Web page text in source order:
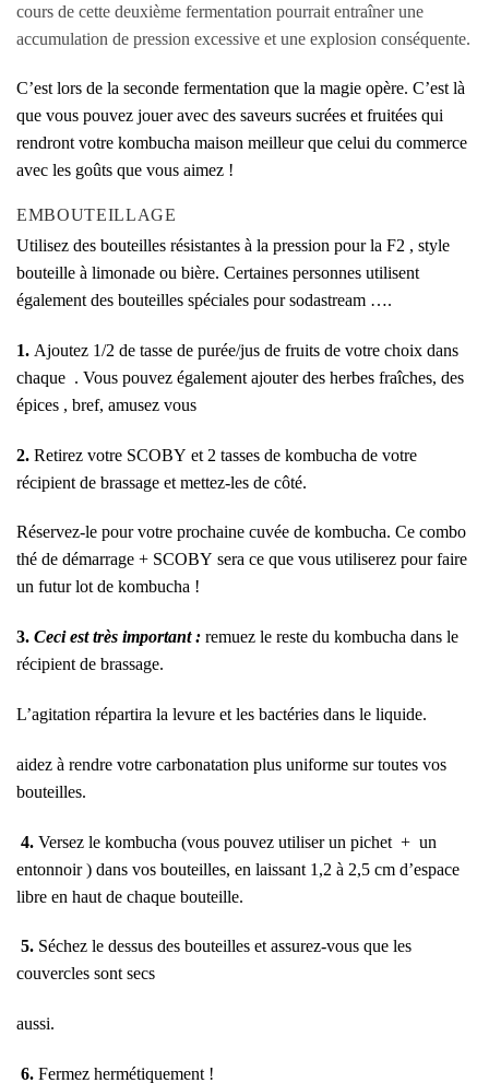
cours de cette deuxième fermentation pourrait entraîner une
accumulation de pression excessive et une explosion conséquente.
C’est lors de la seconde fermentation que la magie opère. C’est là
que vous pouvez jouer avec des saveurs sucrées et fruitées qui
rendront votre kombucha maison meilleur que celui du commerce
avec les goûts que vous aimez !
EMBOUTEILLAGE
Utilisez des bouteilles résistantes à la pression pour la F2 , style
bouteille à limonade ou bière. Certaines personnes utilisent
également des bouteilles spéciales pour sodastream ….
1. Ajoutez 1/2 de tasse de purée/jus de fruits de votre choix dans
chaque . Vous pouvez également ajouter des herbes fraîches, des
épices , bref, amusez vous
2. Retirez votre SCOBY et 2 tasses de kombucha de votre
récipient de brassage et mettez-les de côté.
Réservez-le pour votre prochaine cuvée de kombucha. Ce combo
thé de démarrage + SCOBY sera ce que vous utiliserez pour faire
un futur lot de kombucha !
3. Ceci est très important : remuez le reste du kombucha dans le
récipient de brassage.
L’agitation répartira la levure et les bactéries dans le liquide.
aidez à rendre votre carbonatation plus uniforme sur toutes vos
bouteilles.
4. Versez le kombucha (vous pouvez utiliser un pichet + un
entonnoir) dans vos bouteilles, en laissant 1,2 à 2,5 cm d’espace
libre en haut de chaque bouteille.
5. Séchez le dessus des bouteilles et assurez-vous que les
couvercles sont secs
aussi.
6. Fermez hermétiquement !